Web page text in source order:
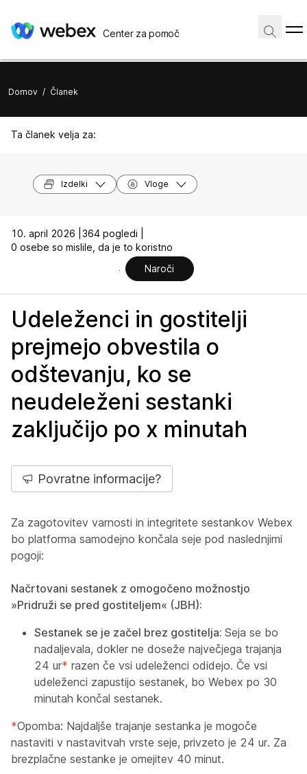
Center za pomoč
Domov / Članek
Ta članek velja za:
Izdelki Vloge
10. april 2026 | 364 pogledi |
0 osebe so mislile, da je to koristno
Naroči
Udeleženci in gostitelji
prejmejo obvestila o
odštevanju, ko se
neudeleženi sestanki
zaključijo po x minutah
Povratne informacije?
Za zagotovitev varnosti in integritete sestankov Webex
bo platforma samodejno končala seje pod naslednjimi
pogoji:
Načrtovani sestanek z omogočeno možnostjo
»Pridruži se pred gostiteljem« (JBH):
Sestanek se je začel brez gostitelja: Seja se bo
nadaljevala, dokler ne doseže največjega trajanja
24 ur* razen če vsi udeleženci odidejo. Če vsi
udeleženci zapustijo sestanek, bo Webex po 30
minutah končal sestanek.
*Opomba: Najdaljše trajanje sestanka je mogoče
nastaviti v nastavitvah vrste seje, privzeto je 24 ur. Za
brezplačne sestanke je omejitev 40 minut.